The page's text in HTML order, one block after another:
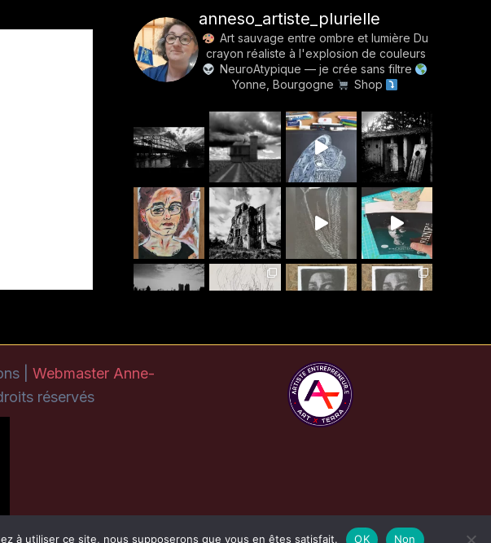
anneso_artiste_plurielle
Art sauvage entre ombre et lumière Du
crayon réaliste à l'explosion de couleurs
NeuroAtypique — je crée sans filtre
Yonne, Bourgogne
Shop
Suis-moi Instagram
| Webmaster Anne-
réservés
à utiliser ce site, nous supposerons que vous en êtes satisfait. OK Non